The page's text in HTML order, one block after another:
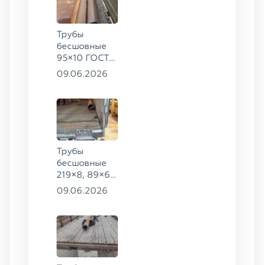
Трубы
бесшовные
95×10 ГОСТ
8732-78, ст.
09.06.2026
Трубы
бесшовные
219×8, 89×6,
38×4 ГОСТ
14-3Р-55-
2001 сталь
12Х1МФ
09.06.2026